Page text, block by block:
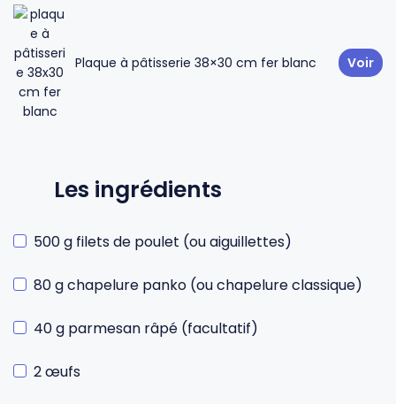
Plaque à pâtisserie 38×30 cm fer blanc Voir
Les ingrédients
500 g filets de poulet (ou aiguillettes)
80 g chapelure panko (ou chapelure classique)
40 g parmesan râpé (facultatif)
2 œufs